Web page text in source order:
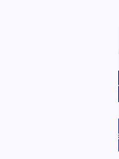
Une information